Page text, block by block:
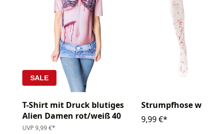
SALE
T-Shirt mit Druck blutiges
Alien Damen rot/weiß 40
UVP9,99 €*
Strumpfhose weiß
9,99 €*